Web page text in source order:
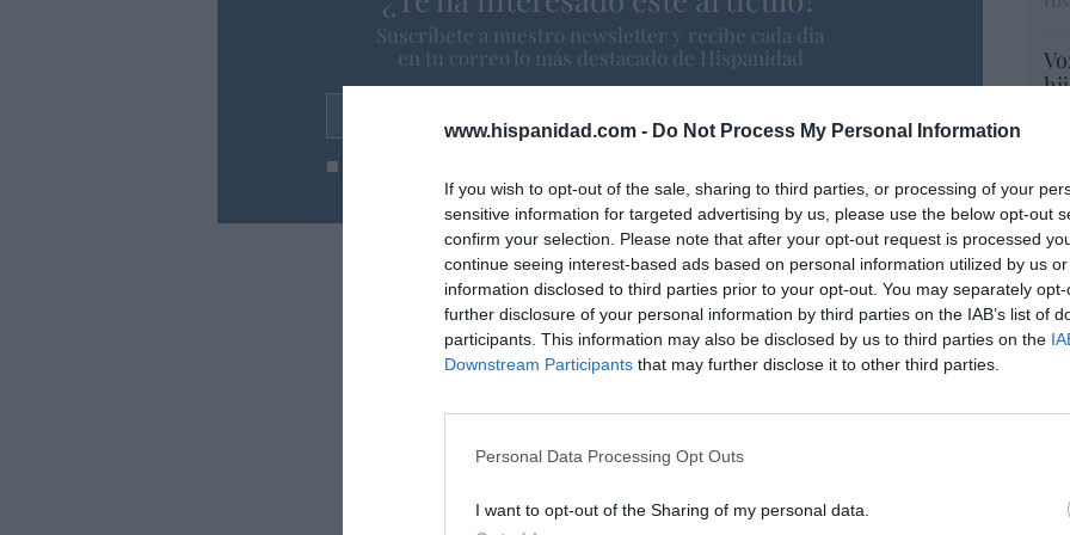
www.hispanidad.com - Do Not Process My Personal Information
If you wish to opt-out of the sale, sharing to third parties, or processing of your
sensitive information for targeted advertising by us, please use the below opt-out
confirm your selection. Please note that after your opt-out request is processed
continue seeing interest-based ads based on personal information utilized by us
information disclosed to third parties prior to your opt-out. You may separately
further disclosure of your personal information by third parties on the IAB’s list of
participants. This information may also be disclosed by us to third parties on the
Downstream Participants that may further disclose it to other third parties.
Personal Data Processing Opt Outs
I want to opt-out of the Sharing of my personal data.
Suscríbete a nuestro newsletter y recibe cada dia
en tu correo lo más destacado de Hispanidad